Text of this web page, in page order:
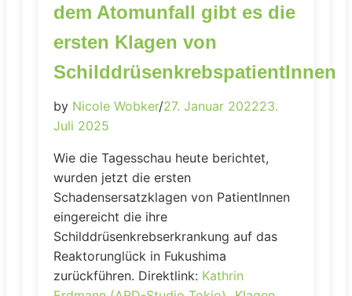
dem Atomunfall gibt es die
ersten Klagen von
SchilddrüsenkrebspatientInnen
by Nicole Wobker/27. Januar 202223.
Juli 2025
Wie die Tagesschau heute berichtet,
wurden jetzt die ersten
Schadensersatzklagen von PatientInnen
eingereicht die ihre
Schilddrüsenkrebserkrankung auf das
Reaktorunglück in Fukushima
zurückführen. Direktlink: Kathrin